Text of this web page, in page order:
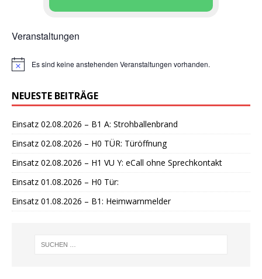
Veranstaltungen
H
w
e
s
Es sind keine anstehenden Veranstaltungen vorhanden.
NEUESTE BEITRÄGE
Einsatz 02.08.2026 – B1 A: Strohballenbrand
Einsatz 02.08.2026 – H0 TÜR: Türöffnung
Einsatz 02.08.2026 – H1 VU Y: eCall ohne Sprechkontakt
Einsatz 01.08.2026 – H0 Tür:
Einsatz 01.08.2026 – B1: Heimwarnmelder